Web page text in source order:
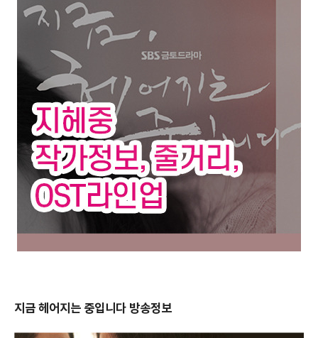
지금 헤어지는 중입니다 방송정보